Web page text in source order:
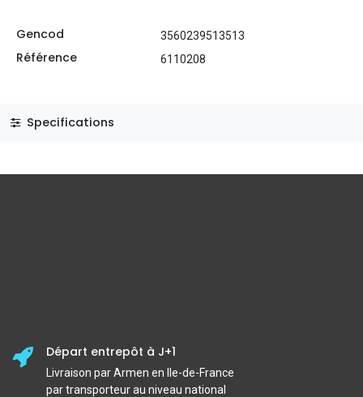
Gencod 3560239513513
Référence 6110208
Specifications
Départ entrepôt à J+1
Livraison par Armen en Ile-de-France
par transporteur au niveau national